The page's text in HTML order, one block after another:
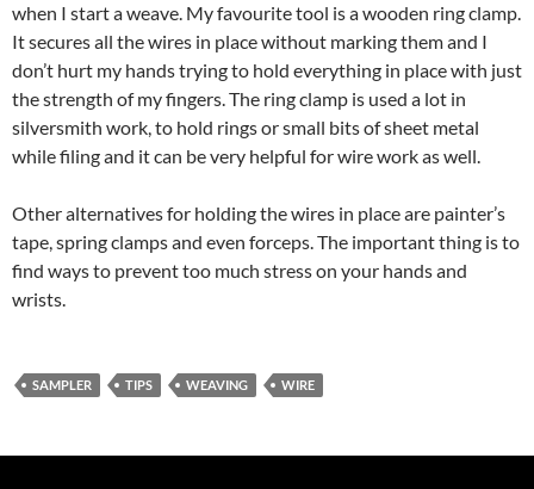
when I start a weave. My favourite tool is a wooden ring clamp.
It secures all the wires in place without marking them and I
don’t hurt my hands trying to hold everything in place with just
the strength of my fingers. The ring clamp is used a lot in
silversmith work, to hold rings or small bits of sheet metal
while filing and it can be very helpful for wire work as well.
Other alternatives for holding the wires in place are painter’s
tape, spring clamps and even forceps. The important thing is to
find ways to prevent too much stress on your hands and
wrists.
SAMPLER TIPS WEAVING WIRE